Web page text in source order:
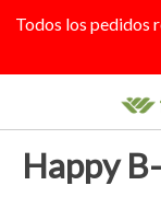
Todos los pedidos
Happy